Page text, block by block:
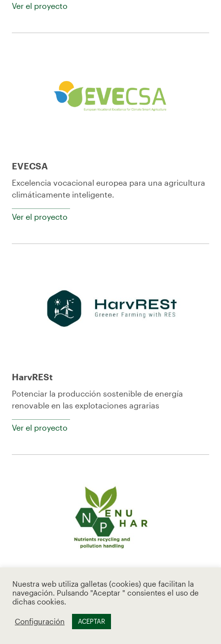
Ver el proyecto
EVECSA
Excelencia vocacional europea para una agricultura
climáticamente inteligente.
Ver el proyecto
HarvRESt
Potenciar la producción sostenible de energía
renovable en las explotaciones agrarias
Ver el proyecto
NENUPHAR
Nuevos modelos de gobernanza para mejorar la
gestión de la contaminación y el reciclado de
nutrientes
Nuestra web utiliza galletas (cookies) que facilitan la
navegación. Pulsando "Aceptar " consientes el uso de
dichas cookies.
Configuración ACEPTAR